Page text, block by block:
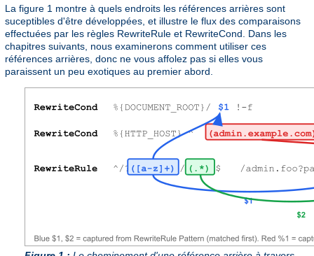
La figure 1 montre à quels endroits les références arrières sont
suceptibles d'être développées, et illustre le flux des comparaisons
effectuées par les règles RewriteRule et RewriteCond. Dans les
chapitres suivants, nous examinerons comment utiliser ces
références arrières, donc ne vous affolez pas si elles vous
paraissent un peu exotiques au premier abord.